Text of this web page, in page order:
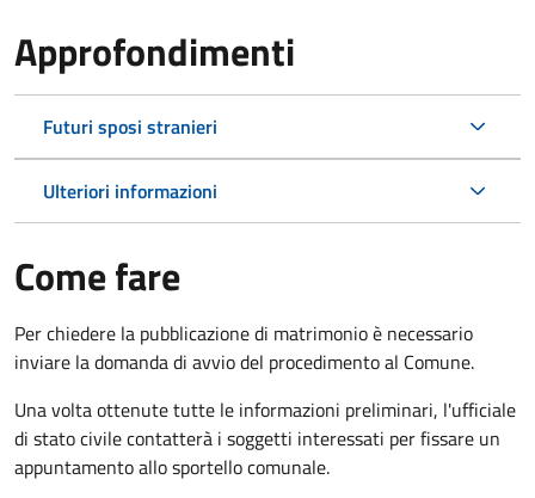
Approfondimenti
Futuri sposi stranieri
Ulteriori informazioni
Come fare
Per chiedere la pubblicazione di matrimonio è necessario
inviare la domanda di avvio del procedimento al Comune.
Una volta ottenute tutte le informazioni preliminari, l'ufficiale
di stato civile contatterà i soggetti interessati per fissare un
appuntamento allo sportello comunale.